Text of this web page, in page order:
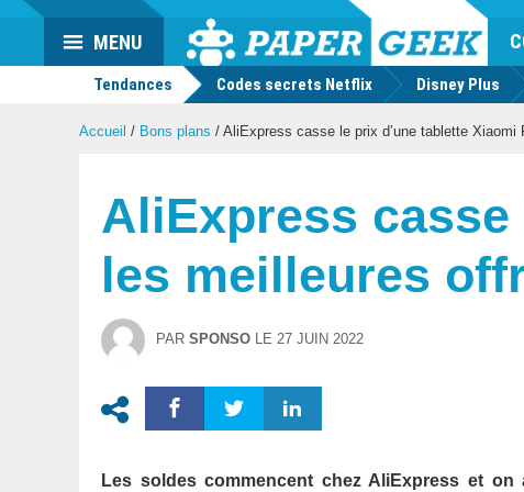
Actu
geek
MENU
Tendances Codes secrets Netflix Disney Plus
Accueil / Bons plans / AliExpress casse le prix d’une tablette
AliExpress casse
les meilleures
PAR SPONSO LE 27 JUIN 2022
Les soldes commencent chez AliExpress et